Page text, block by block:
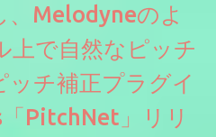
、Melodyneのよ
上で自然なピッチ
チ補正プラグイ
PitchNet」リリ